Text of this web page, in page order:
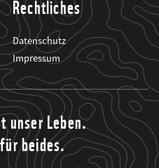
Rechtliches
Datenschutz
Impressum
unser Leben.
beides.